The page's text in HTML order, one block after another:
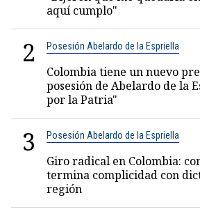
aquí cumplo"
2 Posesión Abelardo de la Espriella
Colombia tiene un nuevo
posesión de Abelardo de la
por la Patria"
3 Posesión Abelardo de la Espriella
Giro radical en Colombia:
termina complicidad con
región